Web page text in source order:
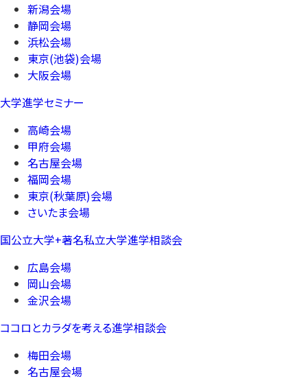
新潟会場
静岡会場
浜松会場
東京(池袋)会場
大阪会場
大学進学セミナー
高崎会場
甲府会場
名古屋会場
福岡会場
東京(秋葉原)会場
さいたま会場
国公立大学+著名私立大学進学相談会
広島会場
岡山会場
金沢会場
ココロとカラダを考える進学相談会
梅田会場
名古屋会場